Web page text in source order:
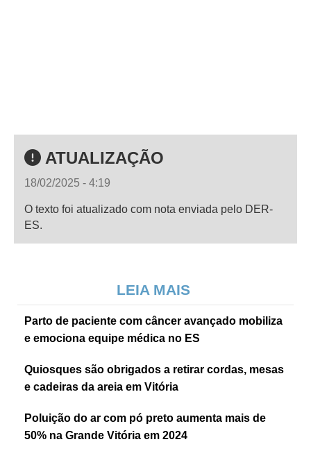
ATUALIZAÇÃO
18/02/2025 - 4:19
O texto foi atualizado com nota enviada pelo DER-
ES.
LEIA MAIS
Parto de paciente com câncer avançado mobiliza
e emociona equipe médica no ES
Quiosques são obrigados a retirar cordas, mesas
e cadeiras da areia em Vitória
Poluição do ar com pó preto aumenta mais de
50% na Grande Vitória em 2024